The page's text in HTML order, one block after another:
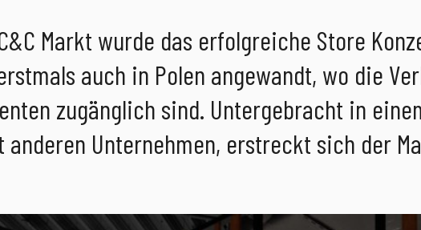
Markt wurde das erfolgreiche Store
auch in Polen angewandt, wo die
zugänglich sind. Untergebracht in
Unternehmen, erstreckt sich der